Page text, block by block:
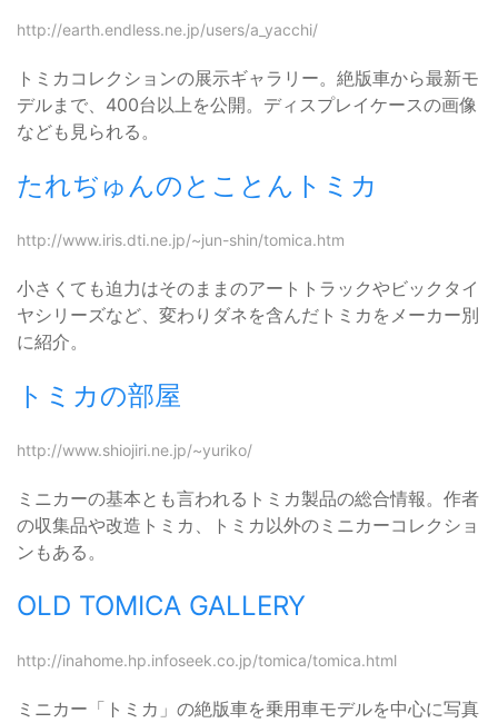
http://earth.endless.ne.jp/users/a_yacchi/
トミカコレクションの展示ギャラリー。絶版車から最新モ
デルまで、400台以上を公開。ディスプレイケースの画像
なども見られる。
たれぢゅんのとことんトミカ
http://www.iris.dti.ne.jp/~jun-shin/tomica.htm
小さくても迫力はそのままのアートトラックやビックタイ
ヤシリーズなど、変わりダネを含んだトミカをメーカー別
に紹介。
トミカの部屋
http://www.shiojiri.ne.jp/~yuriko/
ミニカーの基本とも言われるトミカ製品の総合情報。作者
の収集品や改造トミカ、トミカ以外のミニカーコレクショ
ンもある。
OLD TOMICA GALLERY
http://inahome.hp.infoseek.co.jp/tomica/tomica.html
ミニカー「トミカ」の絶版車を乗用車モデルを中心に写真